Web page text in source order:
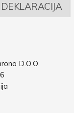
DEKLARACIJA
D.O.O.